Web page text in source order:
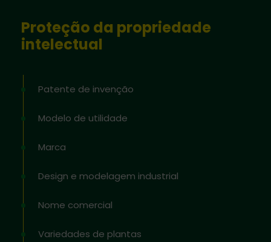
Proteção da propriedade
intelectual
Patente de invenção
Modelo de utilidade
Marca
Design e modelagem industrial
Nome comercial
Variedades de plantas